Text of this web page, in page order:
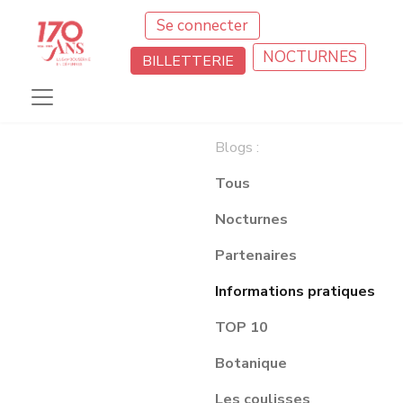
Se connecter
BILLETTERIE NOCTURNES
Blogs :
Tous
Nocturnes
Partenaires
Informations pratiques
TOP 10
Botanique